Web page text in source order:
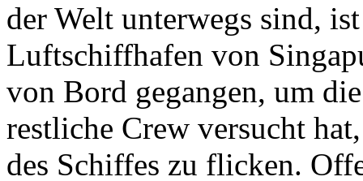
der Welt unterwegs sind,
Luftschiffhafen von
von Bord gegangen, um
restliche Crew versucht
des Schiffes zu flicken.